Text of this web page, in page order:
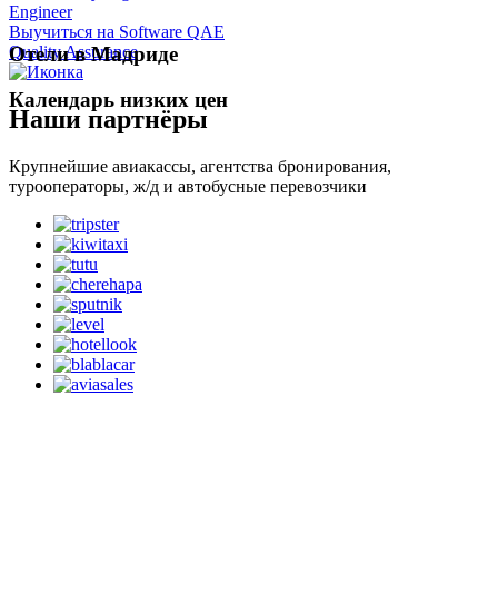
Отели в Мадриде
Календарь низких цен
Engineer
Выучиться на Software QAE
Quality Assurance
Наши партнёры
Крупнейшие авиакассы, агентства бронирования,
турооператоры, ж/д и автобусные перевозчики